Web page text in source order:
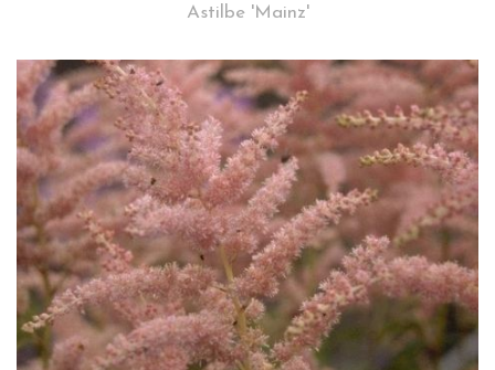
Astilbe 'Mainz'